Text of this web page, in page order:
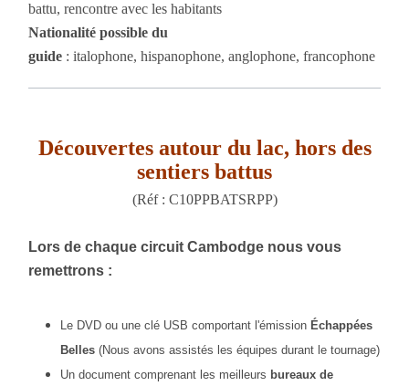
battu, rencontre avec les habitants
Nationalité possible du
guide : italophone, hispanophone, anglophone, francophone
Découvertes autour du lac, hors des
sentiers battus
(Réf : C10PPBATSRPP)
Lors de chaque circuit Cambodge nous vous
remettrons :
Le DVD ou une clé USB comportant l'émission Échappées
Belles (Nous avons assistés les équipes durant le tournage)
Un document comprenant les meilleurs bureaux de